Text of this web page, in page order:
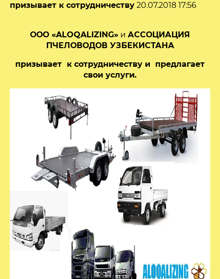
призывает к сотрудничеству 20.07.2018 17:56
ООО «ALOQALIZING» и АССОЦИАЦИЯ
ПЧЕЛОВОДОВ УЗБЕКИСТАНА
призывает к сотрудничеству и предлагает
свои услуги.